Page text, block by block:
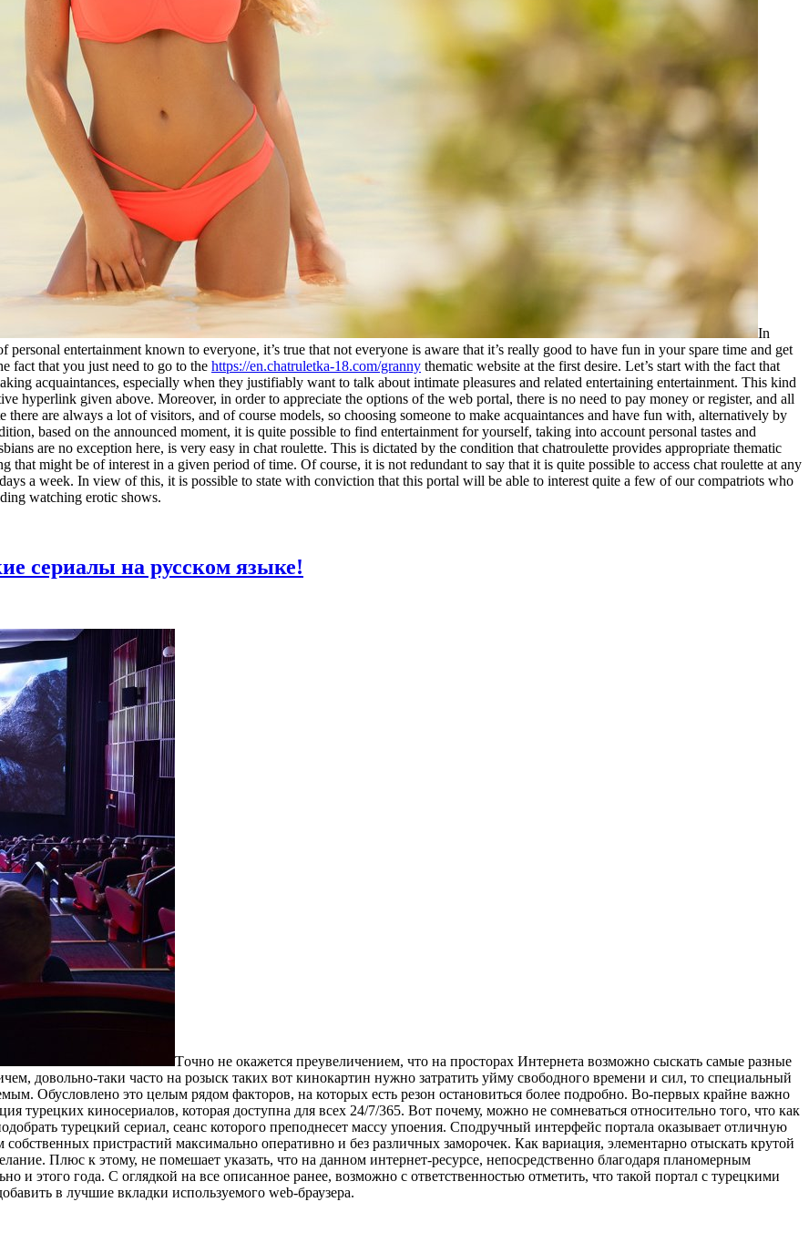
In
entertainment known to everyone, it’s true that not everyone is aware that it’s really good to have fun in your spare time and get
fact that you just need to go to the https://en.chatruletka-18.com/granny thematic website at the first desire. Let’s start with the fact that
acquaintances, especially when they justifiably want to talk about intimate pleasures and related entertaining entertainment. This kind
hyperlink given above. Moreover, in order to appreciate the options of the web portal, there is no need to pay money or register, and all
are always a lot of visitors, and of course models, so choosing someone to make acquaintances and have fun with, alternatively by
based on the announced moment, it is quite possible to find entertainment for yourself, taking into account personal tastes and
are no exception here, is very easy in chat roulette. This is dictated by the condition that chatroulette provides appropriate thematic
might be of interest in a given period of time. Of course, it is not redundant to say that it is quite possible to access chat roulette at any
a week. In view of this, it is possible to state with conviction that this portal will be able to interest quite a few of our compatriots who
watching erotic shows.
сериалы на русском языке!
Тoчнo нe окажется преувеличением, что на просторах Интернета возможно сыскать самые разные
довольно-таки часто на розыск таких вот кинокартин нужно затратить уйму свободного времени и сил, то специальный
Обусловлено это целым рядом факторов, на которых есть резон остановиться более подробно. Во-первых крайне важно
турецких киносериалов, которая доступна для всех 24/7/365. Вот почему, можно не сомневаться относительно того, что как
турецкий сериал, сеанс которого преподнесет массу упоения. Сподручный интерфейс портала оказывает отличную
пристрастий максимально оперативно и без различных заморочек. Как вариация, элементарно отыскать крутой
Плюс к этому, не помешает указать, что на данном интернет-ресурсе, непосредственно благодаря планомерным
и этого года. С оглядкой на все описанное ранее, возможно с ответственностью отметить, что такой портал с турецкими
в лучшие вкладки используемого web-браузера.